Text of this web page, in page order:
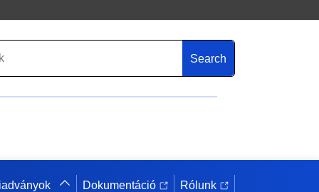
Search
Dokumentáció Rólunk